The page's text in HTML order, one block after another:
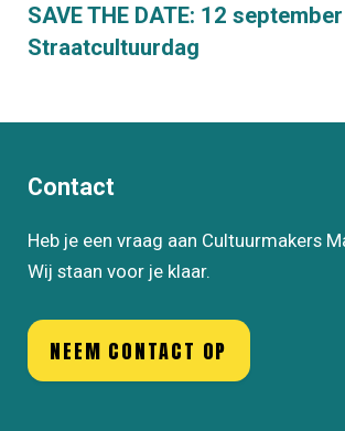
SAVE THE DATE: 12
Straatcultuurdag
Contact
Heb je een vraag aan Cultuurmakers
Wij staan voor je klaar.
NEEM CONTACT OP